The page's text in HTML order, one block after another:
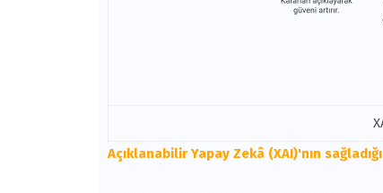
Açıklanabilir Yapay Zekâ (XAI)'nın